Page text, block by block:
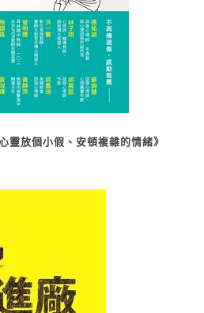
靈放個小假、安頓複雜的情緒》